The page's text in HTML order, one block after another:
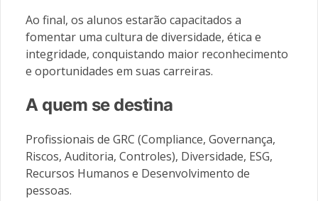
Ao final, os alunos estarão capacitados a
fomentar uma cultura de diversidade, ética e
integridade, conquistando maior reconhecimento
e oportunidades em suas carreiras.
A quem se destina
Profissionais de GRC (Compliance, Governança,
Riscos, Auditoria, Controles), Diversidade, ESG,
Recursos Humanos e Desenvolvimento de
pessoas.